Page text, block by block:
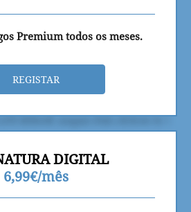
Premium todos os meses.
REGISTAR
DIGITAL
6,99€/mês